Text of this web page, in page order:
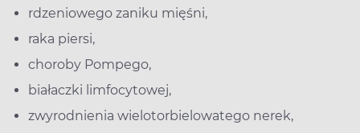
rdzeniowego zaniku mięśni,
raka piersi,
choroby Pompego,
białaczki limfocytowej,
zwyrodnienia wielotorbielowatego nerek,